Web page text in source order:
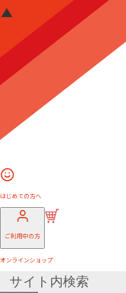
はじめての方へ
ご利用中の方
オンラインショップ